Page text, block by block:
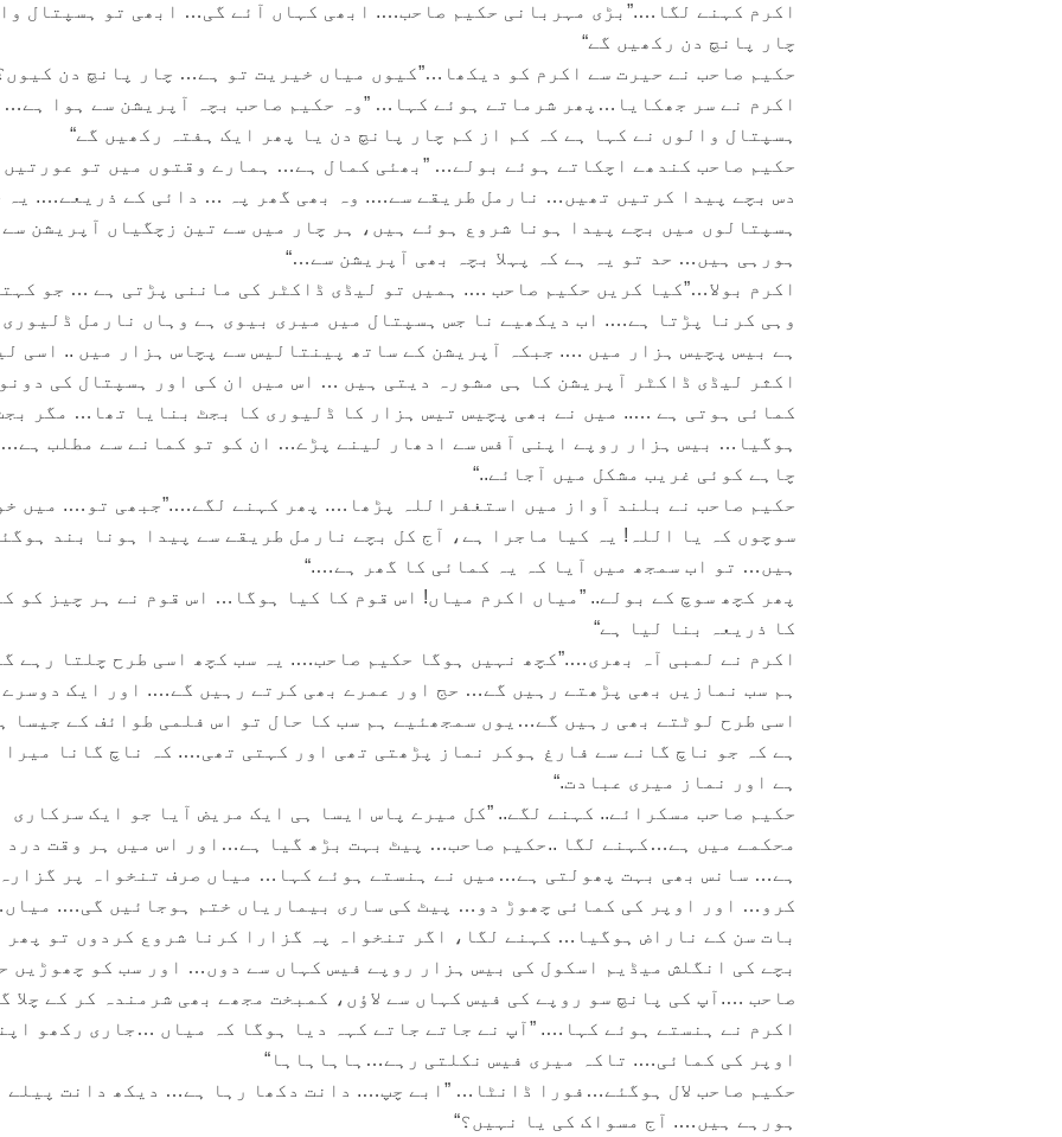
اکرم کہنے لگا….”بڑی مہربانی حکیم صاحب…. ابھی کہاں آئے گی… ابھی تو ہسپتال
چار پانچ دن رکھیں گے“
حکیم صاحب نے حیرت سے اکرم کو دیکھا…”کیوں میاں خیریت تو ہے… چار پانچ دن
اکرم نے سر جھکایا…پھر شرماتے ہوئے کہا… ”وہ حکیم صاحب بچہ آپریشن سے ہوا ہے…
ہسپتال والوں نے کہا ہے کہ کم از کم چار پانچ دن یا پھر ایک ہفتہ رکھیں گے“
حکیم صاحب کندھے اچکاتے ہوئے بولے… ”بھئی کمال ہے… ہمارے وقتوں میں تو عورتیں
دس بچے پیدا کرتیں تھیں… نارمل طریقے سے…. وہ بھی گھر پہ … دائی کے ذریعے…. یہ
ہسپتالوں میں بچے پیدا ہونا شروع ہوئے ہیں، ہر چار میں سے تین زچگیاں آپریشن سے
ہورہی ہیں… حد تو یہ ہے کہ پہلا بچہ بھی آپریشن سے…“
اکرم بولا…”کیا کریں حکیم صاحب …. ہمیں تو لیڈی ڈاکٹر کی ماننی پڑتی ہے … جو
وہی کرنا پڑتا ہے…. اب دیکھیے نا جس ہسپتال میں میری بیوی ہے وہاں نارمل
ہے بیس پچیس ہزار میں …. جبکہ آپریشن کے ساتھ پینتالیس سے پچاس ہزار میں .. اسی
اکثر لیڈی ڈاکٹر آپریشن کا ہی مشورہ دیتی ہیں … اس میں ان کی اور ہسپتال کی
کمائی ہوتی ہے ….. میں نے بھی پچیس تیس ہزار کا ڈلیوری کا بجٹ بنایا تھا… مگر
ہوگیا… بیس ہزار روپے اپنی آفس سے ادھار لینے پڑے… ان کو تو کمانے سے مطلب ہے…
چاہے کوئی غریب مشکل میں آجائے..“
حکیم صاحب نے بلند آواز میں استغفراللہ پڑھا…. پھر کہنے لگے….”جبھی تو…. میں
سوچوں کہ یا اللہ! یہ کیا ماجرا ہے، آج کل بچے نارمل طریقے سے پیدا ہونا بند
ہیں… تو اب سمجھ میں آیا کہ یہ کمائی کا گھر ہے….“
پھر کچھ سوچ کے بولے.. ”میاں اکرم میاں! اس قوم کا کیا ہوگا… اس قوم نے ہر چیز کو
کا ذریعہ بنا لیا ہے“
اکرم نے لمبی آہ بھری….”کچھ نہیں ہوگا حکیم صاحب…. یہ سب کچھ اسی طرح چلتا رہے
ہم سب نمازیں بھی پڑھتے رہیں گے… حج اور عمرے بھی کرتے رہیں گے…. اور ایک دوسرے
اسی طرح لوٹتے بھی رہیں گے…یوں سمجھئیے ہم سب کا حال تو اس فلمی طوائف کے جیسا
ہے کہ جو ناچ گانے سے فارغ ہوکر نماز پڑھتی تھی اور کہتی تھی…. کہ ناچ گانا میرا
ہے اور نماز میری عبادت.“
حکیم صاحب مسکرائے.. کہنے لگے.. ”کل میرے پاس ایسا ہی ایک مریض آیا جو ایک سرکاری
محکمے میں ہے…کہنے لگا ..حکیم صاحب… پیٹ بہت بڑھ گیا ہے…اور اس میں ہر وقت درد
ہے… سانس بھی بہت پھولتی ہے…میں نے ہنستے ہوئے کہا… میاں صرف تنخواہ پر گزارہ
کرو… اور اوپر کی کمائی چھوڑ دو… پیٹ کی ساری بیماریاں ختم ہوجائیں گی….
بات سن کے ناراض ہوگیا… کہنے لگا، اگر تنخواہ پہ گزارا کرنا شروع کردوں تو پھر
بچے کی انگلش میڈیم اسکول کی بیس ہزار روپے فیس کہاں سے دوں… اور سب کو چھوڑیں
صاحب ….آپ کی پانچ سو روپے کی فیس کہاں سے لاؤں، کمبخت مجھے بھی شرمندہ کر کے چلا
اکرم نے ہنستے ہوئے کہا…. ”آپ نے جاتے جاتے کہہ دیا ہوگا کہ میاں …جاری رکھو
اوپر کی کمائی…. تاکہ میری فیس نکلتی رہے…ہاہاہاہا“
حکیم صاحب لال ہوگئے…فورا ڈانٹا… ”ابے چپ…. دانت دکھا رہا ہے… دیکھ دانت پیلے
ہورہے ہیں…. آج مسواک کی یا نہیں؟“